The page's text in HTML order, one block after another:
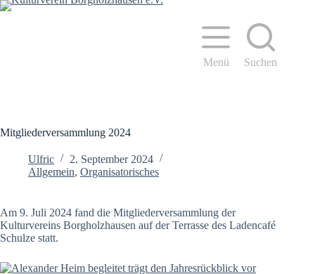
Zum
Menü Suchen
Mitgliederversammlung 2024
Ulfric
2. September 2024
Allgemein, Organisatorisches
Am 9. Juli 2024 fand die Mitgliederversammlung der
Kulturvereins Borgholzhausen auf der Terrasse des Ladencafé
Schulze statt.